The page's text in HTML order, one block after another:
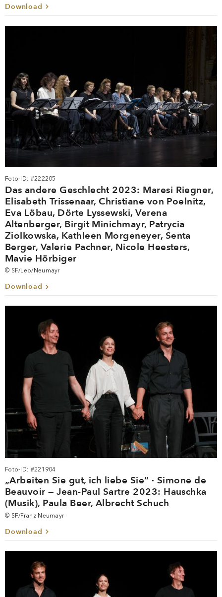
Download
Foto-ID: #222205
Das andere Geschlecht 2023: Maresi Riegner,
Elisabeth Trissenaar, Christiane von Poelnitz,
Eva Löbau, Dörte Lyssewski, Verena
Altenberger, Birgit Minichmayr, Patrycia
Ziolkowska, Kathleen Morgeneyer, Senta
Berger, Valerie Pachner, Nicole Heesters,
Mavie Hörbiger
© SF/Leo/Neumayr
Download
Foto-ID: #221904
„Arbeiten Sie gut, ich liebe Sie“ · Simone de
Beauvoir — Jean-Paul Sartre 2023: Hauschka
(Musik), Paula Beer, Albrecht Schuch
© SF/Franz Neumayr
Download